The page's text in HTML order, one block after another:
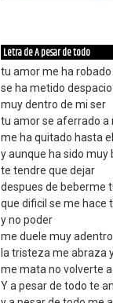
Letra de A pesar de todo
tu amor me ha robado
se ha metido
muy dentro de mi ser
tu amor se aferrado a
me ha quitado hasta
y aunque ha sido muy
te tendre que dejar
despues de beberme
que dificil se me hace
y no poder
me duele muy
la tristeza me abraza
me mata no volverte
Y a pesar de todo te